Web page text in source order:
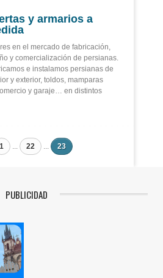
y armarios a
en el mercado de fabricación,
y comercialización de persianas.
e instalamos persianas de
y exterior, toldos, mamparas
y garaje… en distintos
1 ... 22 ... 23
PUBLICIDAD